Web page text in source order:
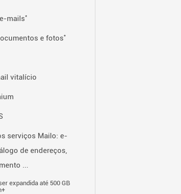
mails*
e fotos*
vitalício
serviços Mailo: e-
de endereços,
...
expandida até 500 GB